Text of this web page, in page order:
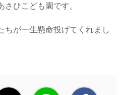
ひこども園です。
ちが一生懸命投げてくれまし